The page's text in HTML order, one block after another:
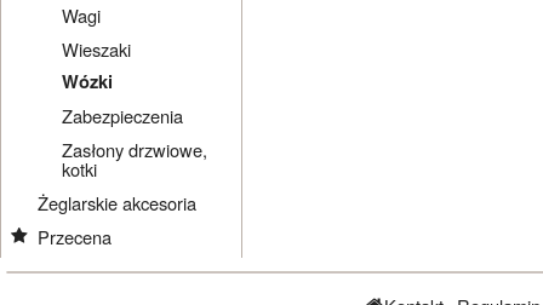
Wagi
Wieszaki
Wózki
Zabezpieczenia
Zasłony drzwiowe,
kotki
Żeglarskie akcesoria
Przecena